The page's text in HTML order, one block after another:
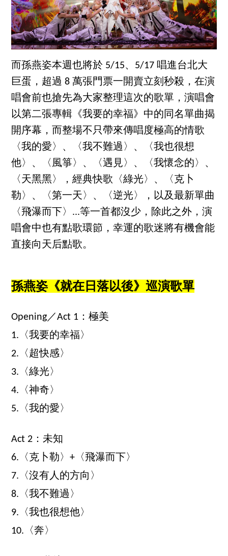
而孫燕姿本週也將於 5/15、5/17 唱進台北大
巨蛋，超過 8 萬張門票一開賣立刻秒殺，在演
唱會前也搶先為大家整理這次的歌單，演唱會
以第二張專輯《我要的幸福》中的同名單曲揭
開序幕，而整場不只帶來傳唱度極高的情歌
〈我的愛〉、〈我不難過〉、〈我也很想
他〉、〈風箏〉、〈遇見〉、〈我懷念的〉、
〈天黑黑〉，經典快歌〈綠光〉、〈克卜
勒〉、〈第一天〉、〈逆光〉，以及最新單曲
〈飛瀑而下〉...等一首都沒少，除此之外，演
唱會中也有點歌環節，幸運的歌迷將有機會能
直接向天后點歌。
孫燕姿《就在日落以後》巡演歌單
Opening／Act 1：極美
1.〈我要的幸福〉
2.〈超快感〉
3.〈綠光〉
4.〈神奇〉
5.〈我的愛〉
Act 2：未知
6.〈克卜勒〉+〈飛瀑而下〉
7.〈沒有人的方向〉
8.〈我不難過〉
9.〈我也很想他〉
10.〈奔〉